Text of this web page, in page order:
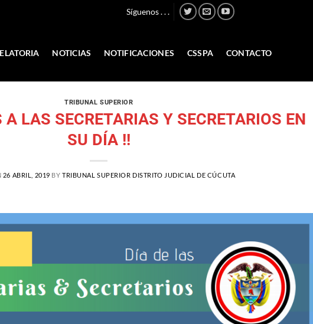
Síguenos . . .
NOTICIAS NOTIFICACIONES CSSPA CONTACTO
TRIBUNAL SUPERIOR
A LAS SECRETARIAS Y SECRETARIOS EN
SU DÍA !!
26 ABRIL, 2019 BY TRIBUNAL SUPERIOR DISTRITO JUDICIAL DE CÚCUTA